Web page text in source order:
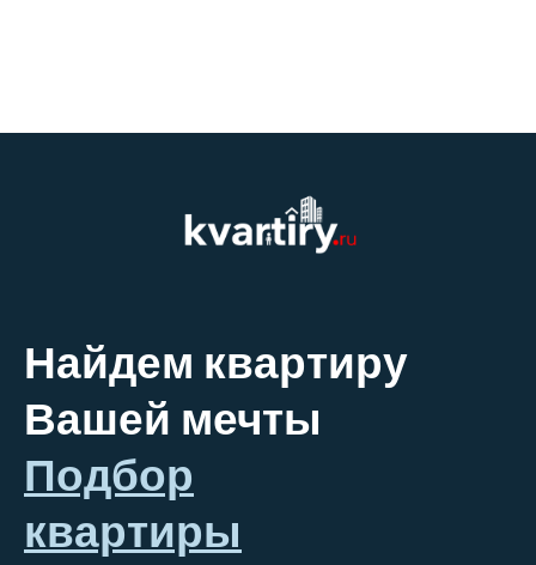
Найдем квартиру
Вашей мечты
Подбор
квартиры